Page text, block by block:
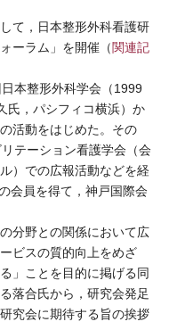
て，日本整形外科看護研
ーラム」を開催（関連記
本整形外科学会（1999
，パシフィコ横浜）か
活動をはじめた。その
テーション看護学会（会
）での広報活動などを経
会員を得て，神戸国際会
分野との関係において広
ビスの質的向上をめざ
」ことを目的に掲げる同
落合氏から，研究会発足
究会に期待する旨の挨拶